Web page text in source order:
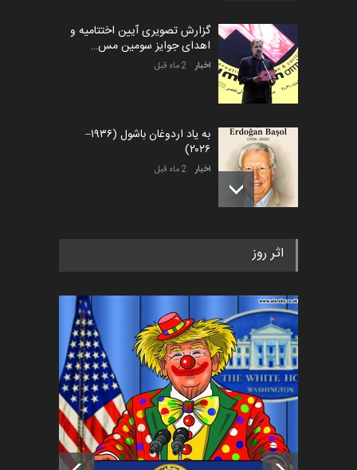
گزارش تصویری آیین اختتامیه و
اهدای جوایز سومین مس…
اخبار 2 ماه قبل
به یاد اردوغان باشول (۱۹۳۶–
۲۰۲۶)
اخبار 2 ماه قبل
رویداد کارگاهی کارتون و پوستر
اخبار 5 ماه قبل
فراخوان رویداد کارگاهی کارتون و
پوستر "ایران سربل…
اخبار 6 ماه قبل
تسلیت به همکار | سهراب خیری
اخبار 6 ماه قبل
اثر روز